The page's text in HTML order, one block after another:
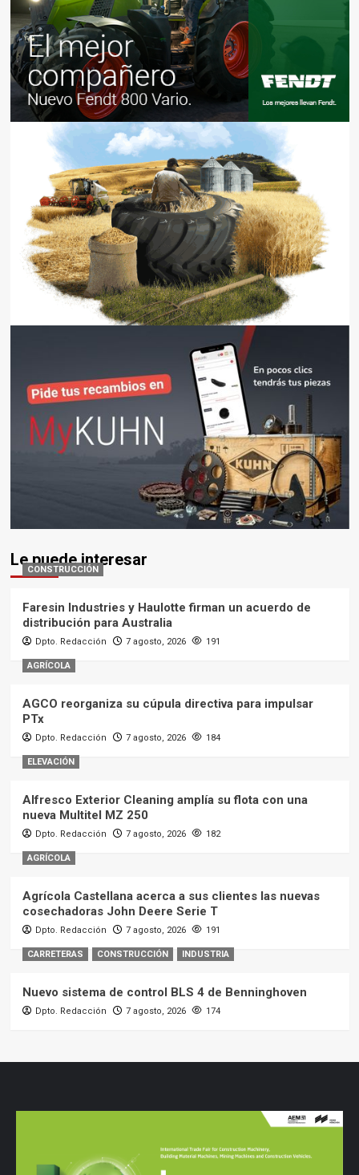
Le puede interesar
CONSTRUCCIÓN
Faresin Industries y Haulotte firman un acuerdo de
distribución para Australia
Dpto. Redacción 7 agosto, 2026 191
AGRÍCOLA
AGCO reorganiza su cúpula directiva para impulsar
PTx
Dpto. Redacción 7 agosto, 2026 184
ELEVACIÓN
Alfresco Exterior Cleaning amplía su flota con una
nueva Multitel MZ 250
Dpto. Redacción 7 agosto, 2026 182
AGRÍCOLA
Agrícola Castellana acerca a sus clientes las nuevas
cosechadoras John Deere Serie T
Dpto. Redacción 7 agosto, 2026 191
CARRETERAS CONSTRUCCIÓN INDUSTRIA
Nuevo sistema de control BLS 4 de Benninghoven
Dpto. Redacción 7 agosto, 2026 174